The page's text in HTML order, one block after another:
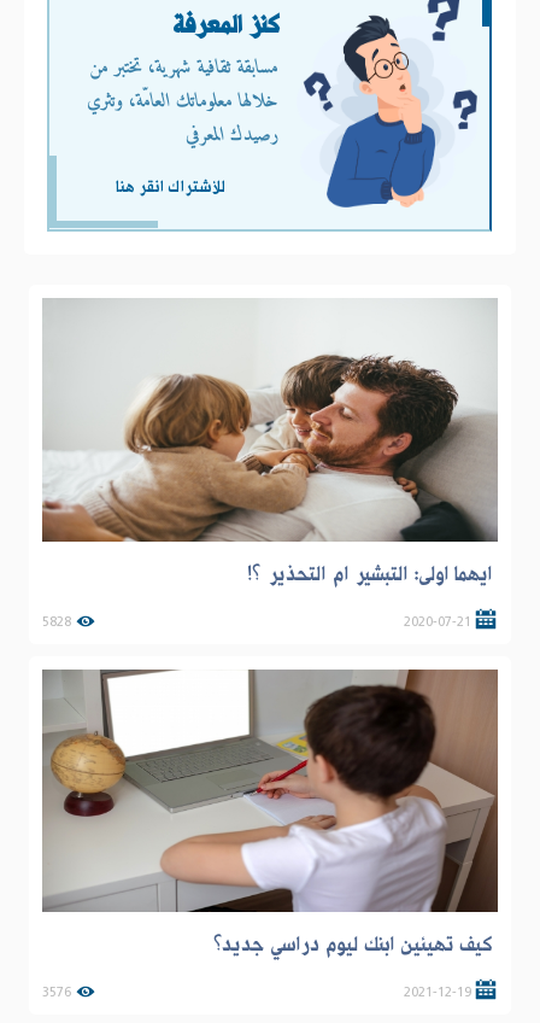
كنز المعرفة
مسابقة ثقافية شهرية، تختبر من
خلالها معلوماتك العامّة، وتثري
رصيدك المعرفي
للأشتراك انقر هنا
ايهما اولى: التبشير ام التحذير ؟!
2020-07-21
5828
كيف تهيئين ابنك ليوم دراسي جديد؟
2021-12-19
3576